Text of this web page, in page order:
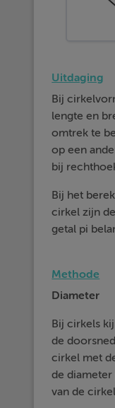
Uitdaging
Bij
lengte en
omtrek te
op een
bij
Bij het
cirkel zijn
getal pi
Methode
Diameter
Bij cirkels
de
cirkel met
de
van de